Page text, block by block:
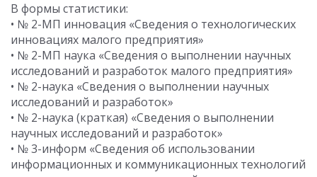
В формы статистики:
• № 2-МП инновация «Сведения о технологических
инновациях малого предприятия»
• № 2-МП наука «Сведения о выполнении научных
исследований и разработок малого предприятия»
• № 2-наука «Сведения о выполнении научных
исследований и разработок»
• № 2-наука (краткая) «Сведения о выполнении
научных исследований и разработок»
• № 3-информ «Сведения об использовании
информационных и коммуникационных технологий